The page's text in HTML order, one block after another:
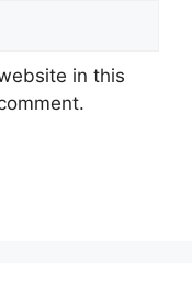
in this